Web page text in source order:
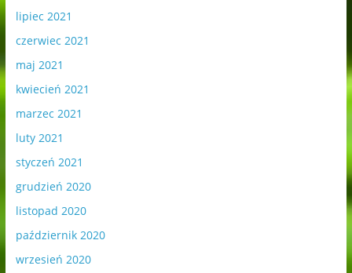
lipiec 2021
czerwiec 2021
maj 2021
kwiecień 2021
marzec 2021
luty 2021
styczeń 2021
grudzień 2020
listopad 2020
październik 2020
wrzesień 2020